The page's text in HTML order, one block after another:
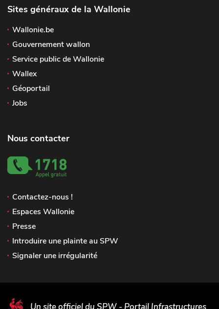
Sites généraux de la Wallonie
Wallonie.be
Gouvernement wallon
Service public de Wallonie
Wallex
Géoportail
Jobs
Nous contacter
Contactez-nous !
Espaces Wallonie
Presse
Introduire une plainte au SPW
Signaler une irrégularité